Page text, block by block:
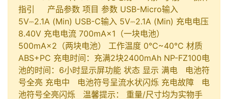
指引 产品参数 项目 参数 USB-Micro输入
5V⎓2.1A (Min) USB-C输入 5V⎓2.1A (Min) 充电电压
8.40V 充电电流 700mA×1（一块电池）
500mA×2（两块电池） 工作温度 0℃~40℃ 材质
ABS+PC 充电时间：充满2块2400mAh NP-FZ100电
池的时间：6小时显示屏功能 状态 显示 满电 电池符
号全亮 充电中 电池符号呈流水状闪烁 充电故障 电
池符号全亮闪烁 温馨提示： 重量/尺寸均为实物手